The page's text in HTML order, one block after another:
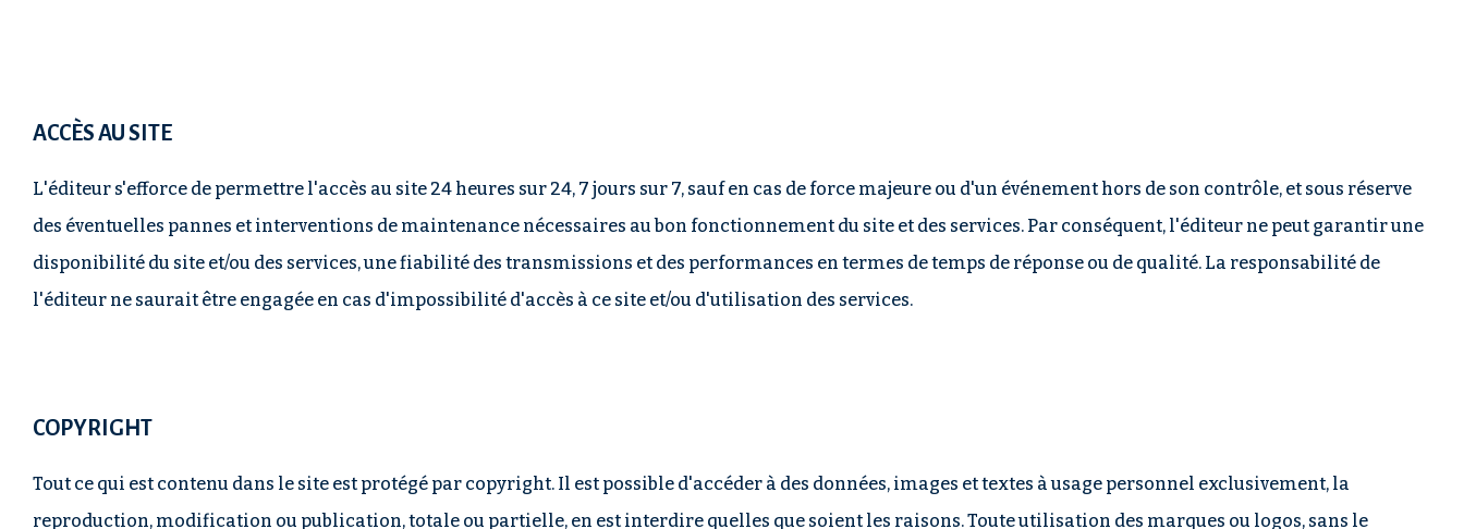
ACCÈS AU SITE
L'éditeur s'efforce de permettre l'accès au site 24 heures sur 24, 7 jours sur 7, sauf en cas de force majeure ou d'un événement hors de son contrôle, et sous réserve
des éventuelles pannes et interventions de maintenance nécessaires au bon fonctionnement du site et des services. Par conséquent, l'éditeur ne peut garantir une
disponibilité du site et/ou des services, une fiabilité des transmissions et des performances en termes de temps de réponse ou de qualité. La responsabilité de
l'éditeur ne saurait être engagée en cas d'impossibilité d'accès à ce site et/ou d'utilisation des services.
COPYRIGHT
Tout ce qui est contenu dans le site est protégé par copyright. Il est possible d'accéder à des données, images et textes à usage personnel exclusivement, la
reproduction, modification ou publication, totale ou partielle, en est interdire quelles que soient les raisons. Toute utilisation des marques ou logos, sans le